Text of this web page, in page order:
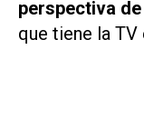
perspectiva
que tiene la TV